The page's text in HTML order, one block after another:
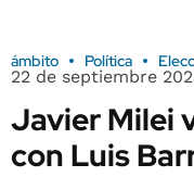
ámbito Política
22 de septiembre
Javier Milei
con Luis